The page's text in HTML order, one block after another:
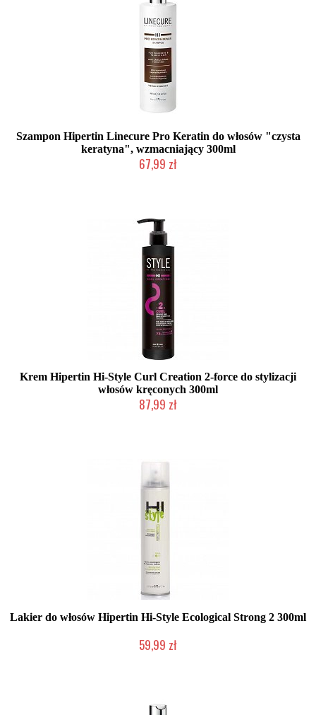
Szampon Hipertin Linecure Pro Keratin do włosów "czysta
keratyna", wzmacniający 300ml
67,99 zł
Krem Hipertin Hi-Style Curl Creation 2-force do stylizacji
włosów kręconych 300ml
87,99 zł
Lakier do włosów Hipertin Hi-Style Ecological Strong 2 300ml
59,99 zł